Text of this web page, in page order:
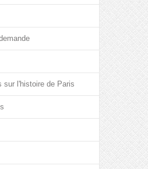
sur l'histoire de Paris